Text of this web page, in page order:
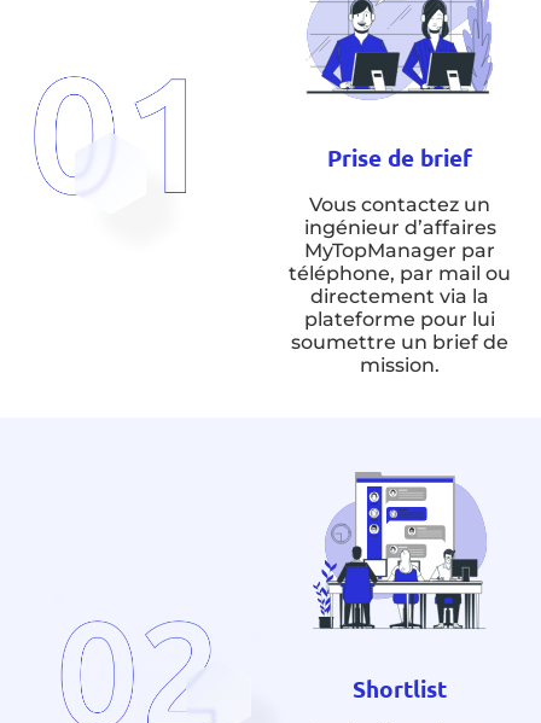
Prise de brief
Vous contactez un
ingénieur d’affaires
MyTopManager par
téléphone, par mail ou
directement via la
plateforme pour lui
soumettre un brief de
mission.
Shortlist